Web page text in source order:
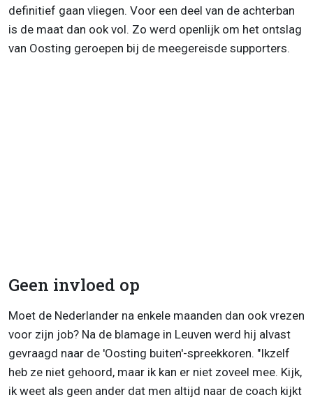
definitief gaan vliegen. Voor een deel van de achterban
is de maat dan ook vol. Zo werd openlijk om het ontslag
van Oosting geroepen bij de meegereisde supporters.
Geen invloed op
Moet de Nederlander na enkele maanden dan ook vrezen
voor zijn job? Na de blamage in Leuven werd hij alvast
gevraagd naar de 'Oosting buiten'-spreekkoren. "Ikzelf
heb ze niet gehoord, maar ik kan er niet zoveel mee. Kijk,
ik weet als geen ander dat men altijd naar de coach kijkt